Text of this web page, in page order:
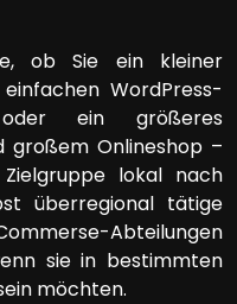
ob Sie ein kleiner
WordPress-
ein größeres
großem Onlineshop –
lokal nach
überregional tätige
Abteilungen
sie in bestimmten
möchten.